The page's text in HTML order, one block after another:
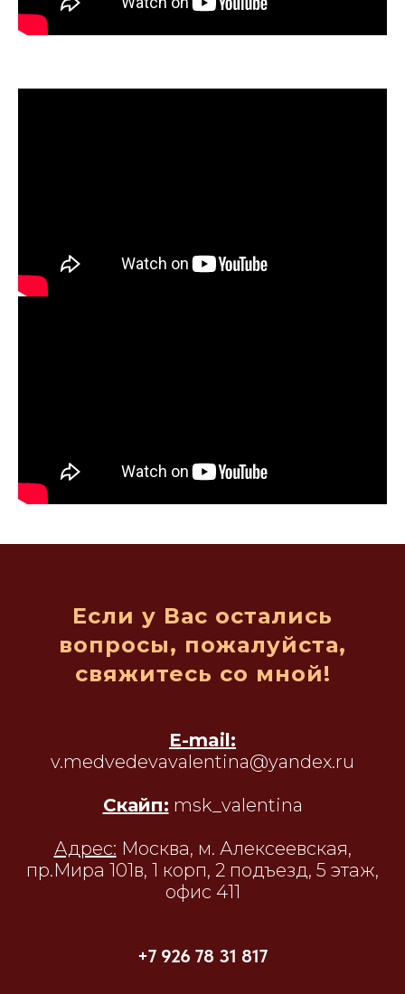
Если у Вас остались
вопросы, пожалуйста,
свяжитесь со мной!
E-mail:
v.medvedevavalentina@yandex.ru
Скайп: msk_valentina
Адрес: Москва, м. Алексеевская,
пр.Мира 101в, 1 корп, 2 подъезд, 5 этаж,
офис 411
+7 926 78 31 817